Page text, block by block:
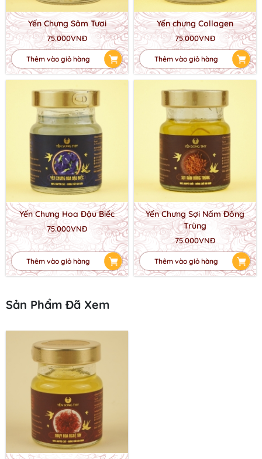
Yến Chưng Sâm Tươi
75.000VNĐ
Thêm vào giỏ hàng
Yến chưng Collagen
75.000VNĐ
Thêm vào giỏ hàng
Yến Chưng Hoa Đậu Biếc
75.000VNĐ
Thêm vào giỏ hàng
Yến Chưng Sợi Nấm Đông
Trùng
75.000VNĐ
Thêm vào giỏ hàng
Sản Phẩm Đã Xem